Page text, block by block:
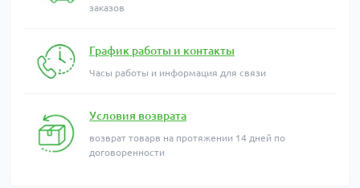
заказов
График работы и контакты
Часы работы и информация для связи
Условия возврата
возврат товарв на протяжении 14 дней по
договоренности